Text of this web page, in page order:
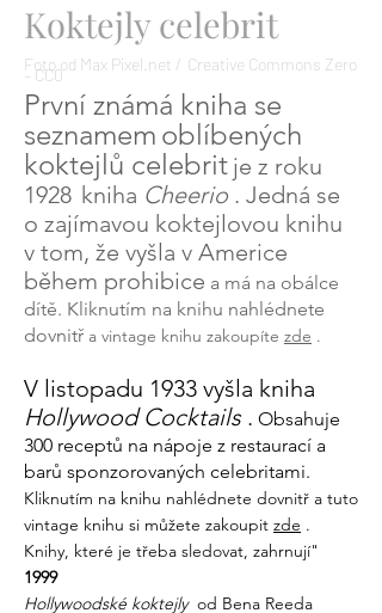
Koktejly celebrit
Foto od Max Pixel.net / Creative Commons Zero
– CC0
První známá kniha se
seznamem oblíbených
koktejlů celebrit je z roku
1928 kniha Cheerio . Jedná se
o zajímavou koktejlovou knihu
v tom, že vyšla v Americe
během prohibice a má na obálce
dítě. Kliknutím na knihu nahlédnete
dovnitř a vintage knihu zakoupíte zde .
V listopadu 1933 vyšla kniha
Hollywood Cocktails . Obsahuje
300 receptů na nápoje z restaurací a
barů sponzorovaných celebritami.
Kliknutím na knihu nahlédnete dovnitř a tuto
vintage knihu si můžete zakoupit zde .
Knihy, které je třeba sledovat, zahrnují"
1999
Hollywoodské koktejly od Bena Reeda